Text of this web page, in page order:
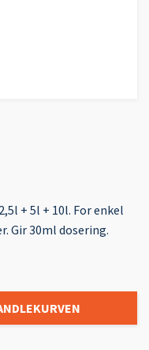
+ 5l + 10l. For enkel
Gir 30ml dosering.